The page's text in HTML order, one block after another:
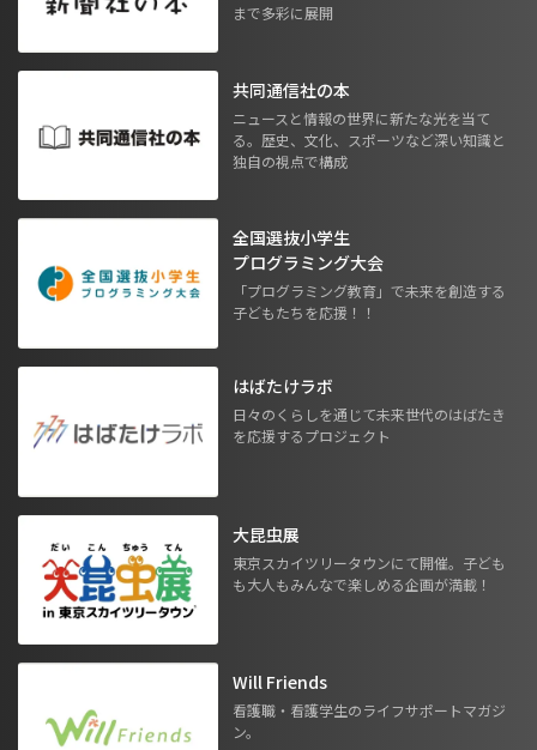
まで多彩に展開
共同通信社の本
ニュースと情報の世界に新たな光を当て
る。歴史、文化、スポーツなど深い知識と
独自の視点で構成
全国選抜小学生
プログラミング大会
「プログラミング教育」で未来を創造する
子どもたちを応援！！
はばたけラボ
日々のくらしを通じて未来世代のはばたき
を応援するプロジェクト
大昆虫展
東京スカイツリータウンにて開催。子ども
も大人もみんなで楽しめる企画が満載！
Will Friends
看護職・看護学生のライフサポートマガジ
ン。